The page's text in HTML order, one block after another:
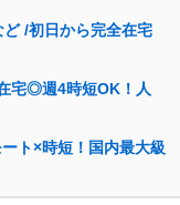
ど /初日から完全在宅
宅◎週4時短OK！人
ト×時短！国内最大級